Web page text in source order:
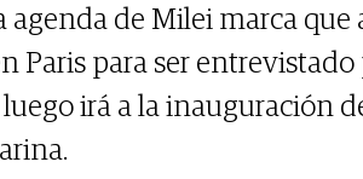
agenda de Milei marca que
Paris para ser
irá a la inauguración